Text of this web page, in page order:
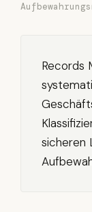
Records
sicheren